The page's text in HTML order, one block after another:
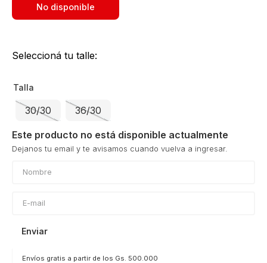
No disponible
Seleccioná tu talle:
Talla
30/30 36/30
Este producto no está disponible actualmente
Enviar
Envíos gratis a partir de los Gs. 500.000